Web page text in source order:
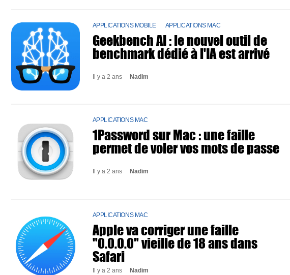
APPLICATIONS MOBILE APPLICATIONS MAC
Geekbench AI : le nouvel outil de
benchmark dédié à l'IA est arrivé
Il y a 2 ans Nadim
APPLICATIONS MAC
1Password sur Mac : une faille
permet de voler vos mots de passe
Il y a 2 ans Nadim
APPLICATIONS MAC
Apple va corriger une faille
"0.0.0.0" vieille de 18 ans dans
Safari
Il y a 2 ans Nadim